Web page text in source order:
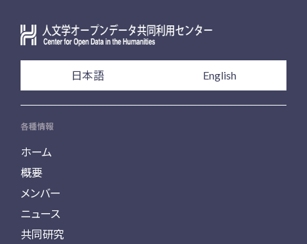
日本語 English
各種情報
ホーム
概要
メンバー
ニュース
共同研究